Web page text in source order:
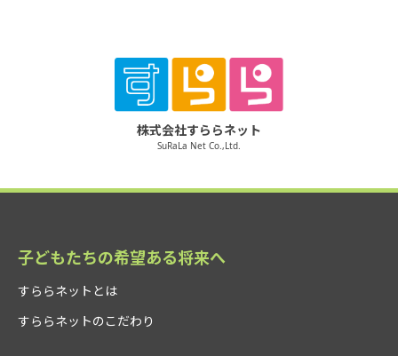
経済産業省「未来の教室」実証事業テーマAの採択
（高知県との取り組み）
カンボジア教育省プロジェクトモデル校にて「すら
2023年4月
事業での成果創出
適化学習実証事業に採択
株式会社すららネット
SuRaLa Net Co.,Ltd.
子どもたちの希望ある将来へ
すららネットとは
すららネットのこだわり